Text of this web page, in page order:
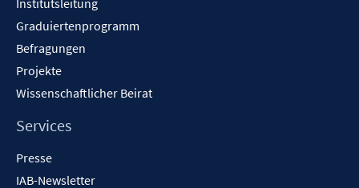
Institutsleitung
Graduiertenprogramm
Befragungen
Projekte
Wissenschaftlicher Beirat
Services
Presse
IAB-Newsletter